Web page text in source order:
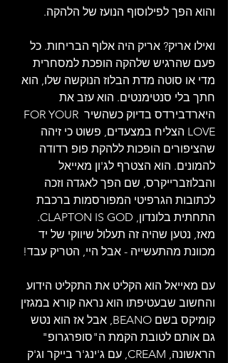
והוא הפך לפילוסוף הנועז של הלהקה.
ואילו אריק? אריק היה אלוף הבריחות. כל
פעם שהרגיש שלהקה הופכת למסחרית
מדי או סוטה מדת הבלוז הנוקשה שלו, הוא
חתך בלי סנטימנטים. הוא עזב את
היארדבירדס בדיוק כשהשיר FOR YOUR
LOVE הצליח במצעדים, פשוט כי זיהה
שהציפורים הופכות ללהקת פופ רדודה
להמונים. הוא הצטרף לג'ון מאייאל
והבלוזברייקרס, שם הפך לאגדה וזכה
לכתובות הגרפיטי המפורסמות ברכבת
התחתית בלונדון, CLAPTON IS GOD.
מאז, נטען שהיה זה תעלול שיווקי של יד
מכוונת מהתעשייה - אבל היי, הטריק עבד!
עם מאייאל הוא הקליט את התקליט הידוע
והחשוב שבעטיפתו הוא נראה קורא במגזין
קומיקס בשם BEANO, אבל אז הוא נטש
גם אותם לטובת הקמת ה"סופרגרופ"
הראשונה, CREAM, עם ג'ינג'ר בייקר וג'ק